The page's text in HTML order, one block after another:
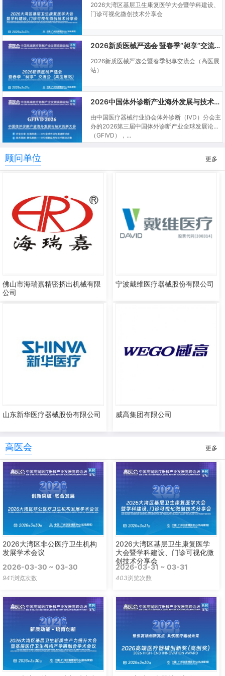
2026大湾区基层卫生康复医学大会暨学科建设、
门诊可视化微创技术分享会
2026新质医械严选会 暨春季“昶享”交流会（高医展站）
2026新质医械严选会暨春季昶享交流会（高医展
站）
2026中国体外诊断产业海外发展与技术创新大会
由中国医疗器械行业协会体外诊断（IVD）分会主
办的2026第三届中国体外诊断产业全球发展论坛
（GFIVD），...
顾问单位 更多
佛山市海瑞嘉精密挤出机械有限
公司
宁波戴维医疗器械股份有限公司
山东新华医疗器械股份有限公司 威高集团有限公司
高医会 更多
2026大湾区非公医疗卫生机构
发展学术会议
2026-03-30 ~ 03-30
941浏览次数
2026大湾区基层卫生康复医学
大会暨学科建设、门诊可视化微
创技术分享会
2026-03-31 ~ 03-31
403浏览次数